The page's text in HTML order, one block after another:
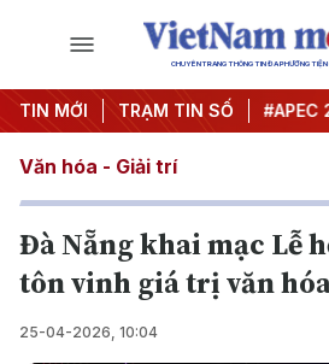
CHUYÊN TRANG THÔNG TIN ĐA PHƯƠNG TIỆN
TIN MỚI TRẠM TIN SỐ
#Hội nghị Trung ương 3 #APEC
Văn hóa - Giải trí
Đà Nẵng khai mạc Lễ
tôn vinh giá trị văn
25-04-2026, 10:04